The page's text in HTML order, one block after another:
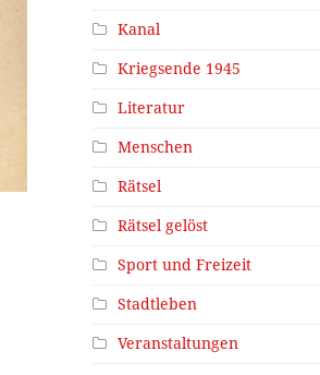
Kanal
Kriegsende 1945
Literatur
Menschen
Rätsel
Rätsel gelöst
Sport und Freizeit
Stadtleben
Veranstaltungen